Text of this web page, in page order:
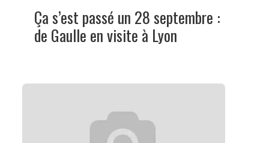
Ça s’est passé un 28 septembre :
de Gaulle en visite à Lyon